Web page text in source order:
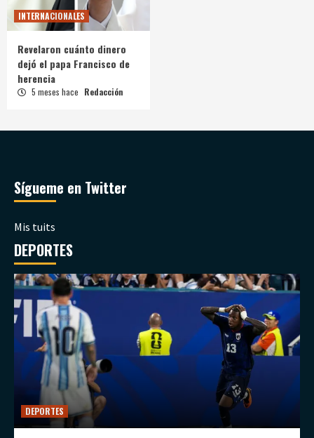
INTERNACIONALES
Revelaron cuánto dinero
dejó el papa Francisco de
herencia
5 meses hace Redacción
Sígueme en Twitter
Mis tuits
DEPORTES
DEPORTES